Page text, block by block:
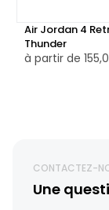
Air Jordan 4
Thunder
à partir de
CONTACTEZ-
Une